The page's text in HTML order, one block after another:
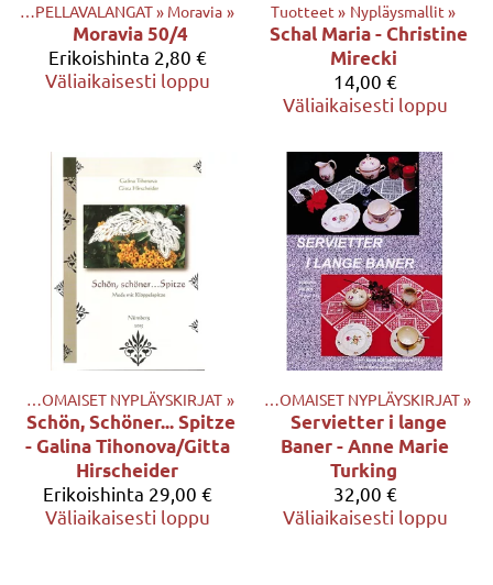
‪» PELLAVALANGAT‪» Moravia ‪»
Moravia 50/4
Erikoishinta 2,80 €
Väliaikaisesti loppu
Tuotteet ‪» Nypläysmallit ‪»
Schal Maria - Christine
Mirecki
14,00 €
Väliaikaisesti loppu
ULKOMAISET NYPLÄYSKIRJAT ‪»
Schön, Schöner... Spitze
- Galina Tihonova/Gitta
Hirscheider
Erikoishinta 29,00 €
Väliaikaisesti loppu
Tuotteet‪» KIRJAT ULKOMAISET NYPLÄYSKIRJAT‪»
Servietter i lange
Baner - Anne Marie
Turking
32,00 €
Väliaikaisesti loppu